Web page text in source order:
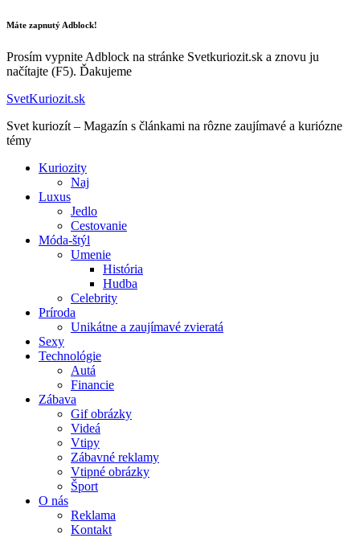
Máte zapnutý Adblock!
Prosím vypnite Adblock na stránke Svetkuriozit.sk a znovu ju
načítajte (F5). Ďakujeme
SvetKuriozit.sk
Svet kuriozít – Magazín s článkami na rôzne zaujímavé a kuriózne
témy
Kuriozity
Naj
Luxus
Jedlo
Cestovanie
Móda-štýl
Umenie
História
Hudba
Celebrity
Príroda
Unikátne a zaujímavé zvieratá
Sexy
Technológie
Autá
Financie
Zábava
Gif obrázky
Videá
Vtipy
Zábavné reklamy
Vtipné obrázky
Šport
O nás
Reklama
Kontakt